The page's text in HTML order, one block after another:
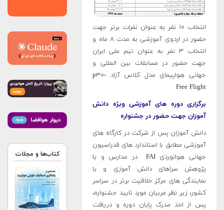
انتخاب ۱۰ نفر به عنوان نفرات برتر جهت
حضور در اردوی آموزشی به مدت ۸ ماه و
انتخاب ۳ نفر به عنوان تیم ملی ایران
جهت حضور در مسابقات بین المللی و
جهانی هواپیمای مدل کلاس آزاد p۳۰-
Free Flight
برگزاری دوره های آموزشی ویژه دانش
آموزان جهت حضور در جشنواره
دانش آموزان پس از شرکت در کارگاه های
آموزشی مطابق با استاندارد های فدراسیون
جهانی هوانوردی FAI در مدارس و یا
پژوهش سراهای دانش آموزی و یا
نمایندگی های مرکز خلاقیت برتر در سراسر
کشور، زیر نظر مربیان مورد تایید جشنواره،
پس از اخذ مدرک پایان دوره و دریافت
کتاب‌ها و مجلات